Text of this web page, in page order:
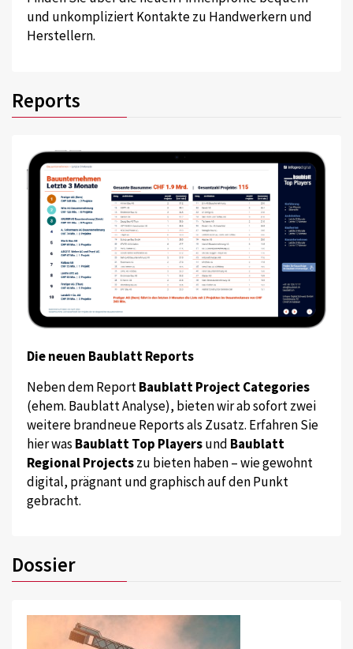
und unkompliziert Kontakte zu Handwerkern und
Herstellern.
Reports
Die neuen Baublatt Reports
Neben dem ReportBaublatt Project Categories
(ehem. Baublatt Analyse), bieten wir ab sofort zwei
weitere brandneue Reports als Zusatz. Erfahren Sie
hier was Baublatt Top Playersund Baublatt
Regional Projectszu bieten haben – wie gewohnt
digital, prägnant und graphisch auf den Punkt
gebracht.
Dossier